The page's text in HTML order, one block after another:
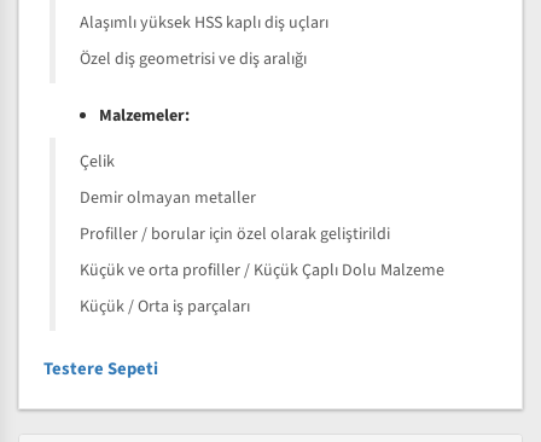
Alaşımlı yüksek HSS kaplı diş uçları
Özel diş geometrisi ve diş aralığı
Malzemeler:
Çelik
Demir olmayan metaller
Profiller / borular için özel olarak geliştirildi
Küçük ve orta profiller / Küçük Çaplı Dolu Malzeme
Küçük / Orta iş parçaları
Testere Sepeti